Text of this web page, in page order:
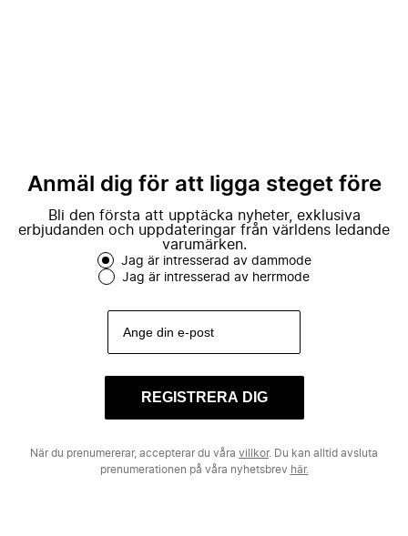
Anmäl dig för att ligga steget före
Bli den första att upptäcka nyheter, exklusiva
erbjudanden och uppdateringar från världens ledande
varumärken.
Jag är intresserad av dammode
Jag är intresserad av herrmode
REGISTRERA DIG
När du prenumererar, accepterar du våra villkor. Du kan alltid avsluta
prenumerationen på våra nyhetsbrev här.